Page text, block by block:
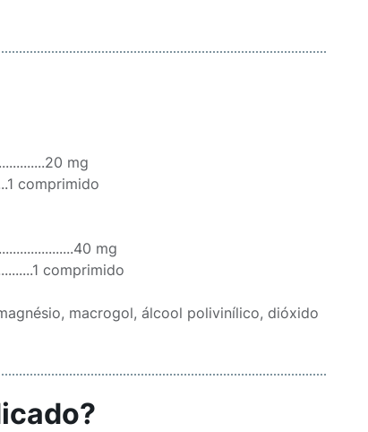
mg
comprimido
mg
comprimido
macrogol, álcool polivinílico, dióxido